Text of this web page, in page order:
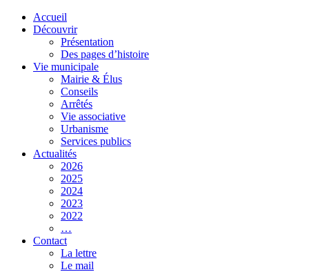
Accueil
Découvrir
Présentation
Des pages d’histoire
Vie municipale
Mairie & Élus
Conseils
Arrêtés
Vie associative
Urbanisme
Services publics
Actualités
2026
2025
2024
2023
2022
…
Contact
La lettre
Le mail